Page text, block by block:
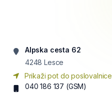
Alpska cesta 62
4248 Lesce
Prikaži pot do poslovalnice
040 186 137 (GSM)